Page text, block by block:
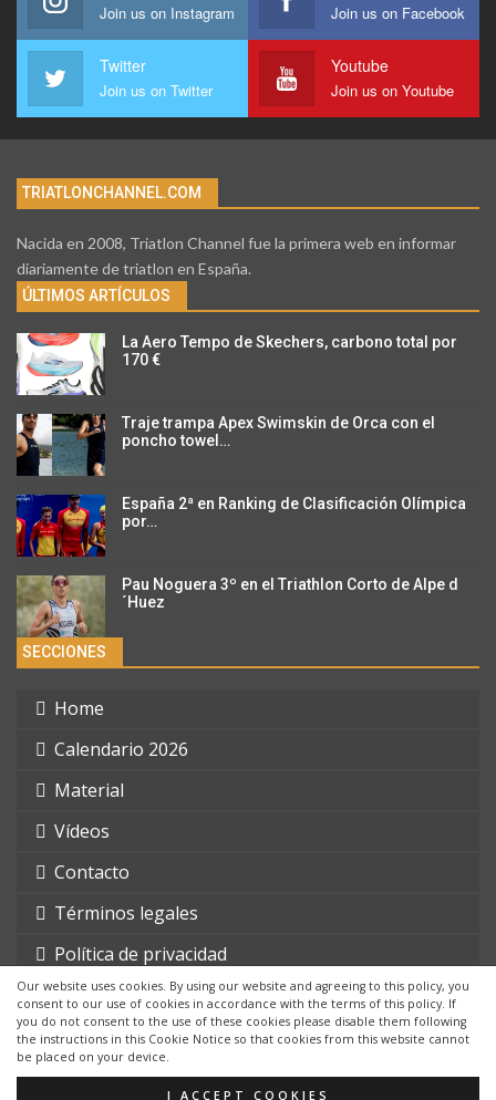
Our website uses cookies. By using our website and agreeing to this policy, you
consent to our use of cookies in accordance with the terms of this policy. If
you do not consent to the use of these cookies please disable them following
the instructions in this Cookie Notice so that cookies from this website cannot
be placed on your device.
I ACCEPT COOKIES
Join us on Instagram Join us on Facebook
Twitter
Join us on Twitter
Youtube
Join us on Youtube
TRIATLONCHANNEL.COM
Nacida en 2008, Triatlon Channel fue la primera web en informar
diariamente de triatlon en España.
ÚLTIMOS ARTÍCULOS
La Aero Tempo de Skechers, carbono total por
170 €
Traje trampa Apex Swimskin de Orca con el
poncho towel…
España 2ª en Ranking de Clasificación Olímpica
por…
Pau Noguera 3º en el Triathlon Corto de Alpe d
´Huez
SECCIONES
Home
Calendario 2026
Material
Vídeos
Contacto
Términos legales
Política de privacidad
© 2026 - triatlonchannel.com. Todos los derechos reservados.
Página web creada por:Whyaweb.es